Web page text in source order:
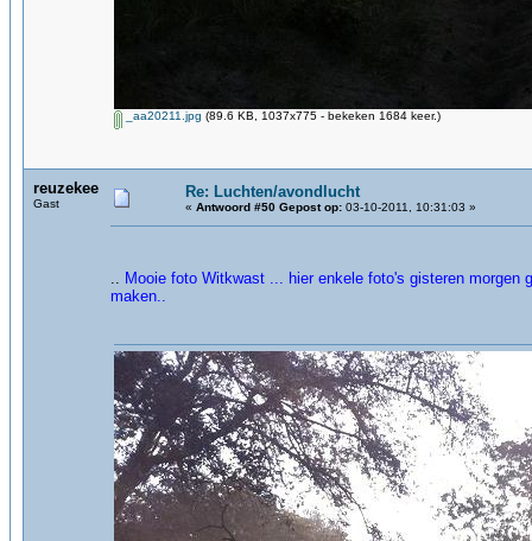
_aa20211.jpg (89.6 KB, 1037x775 - bekeken 1684 keer.)
reuzekee
Gast
Re: Luchten/avondlucht
« Antwoord #50 Gepost op: 03-10-2011, 10:31:03 »
.. Mooie foto Witkwast ... hier enkele foto's gisteren morgen
maken..